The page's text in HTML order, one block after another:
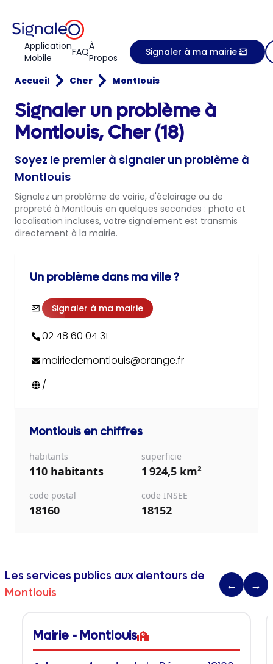
Application
Mobile
FAQÀ
Propos
Signaler à ma mairie
Accueil Cher Montlouis
Signaler un problème à
Montlouis, Cher (18)
Soyez le premier à signaler un problème à
Montlouis
Signalez un problème de voirie, d'éclairage ou de
propreté à Montlouis en quelques secondes : photo et
localisation incluses, votre signalement est transmis
directement à la mairie.
Un problème dans ma ville ?
Signaler à ma mairie
02 48 60 04 31
mairiedemontlouis@orange.fr
/
Montlouis en chiffres
habitants
110 habitants
superficie
1 924,5 km²
code postal
18160
code INSEE
18152
Les services publics aux alentours de
Montlouis
← →
Mairie - Montlouis